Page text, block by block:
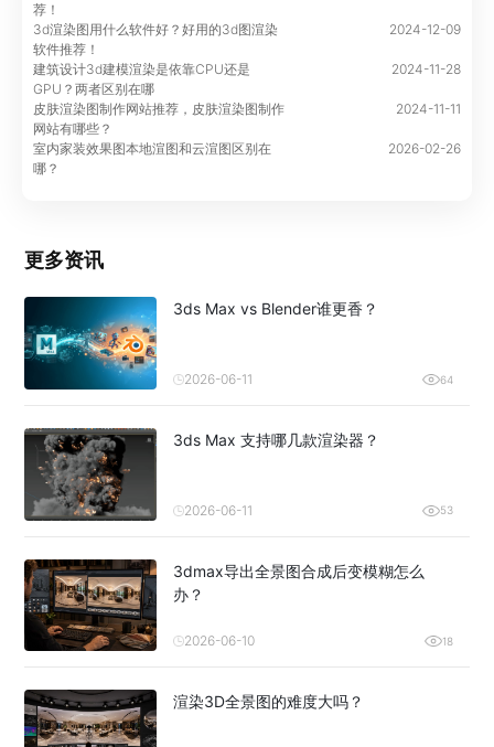
荐！
3d渲染图用什么软件好？好用的3d图渲染
软件推荐！
2024-12-09
建筑设计3d建模渲染是依靠CPU还是
GPU？两者区别在哪
2024-11-28
皮肤渲染图制作网站推荐，皮肤渲染图制作
网站有哪些？
2024-11-11
室内家装效果图本地渲图和云渲图区别在
哪？
2026-02-26
更多资讯
3ds Max vs Blender谁更香？
2026-06-11 64
3ds Max 支持哪几款渲染器？
2026-06-11 53
3dmax导出全景图合成后变模糊怎么
办？
2026-06-10 18
渲染3D全景图的难度大吗？